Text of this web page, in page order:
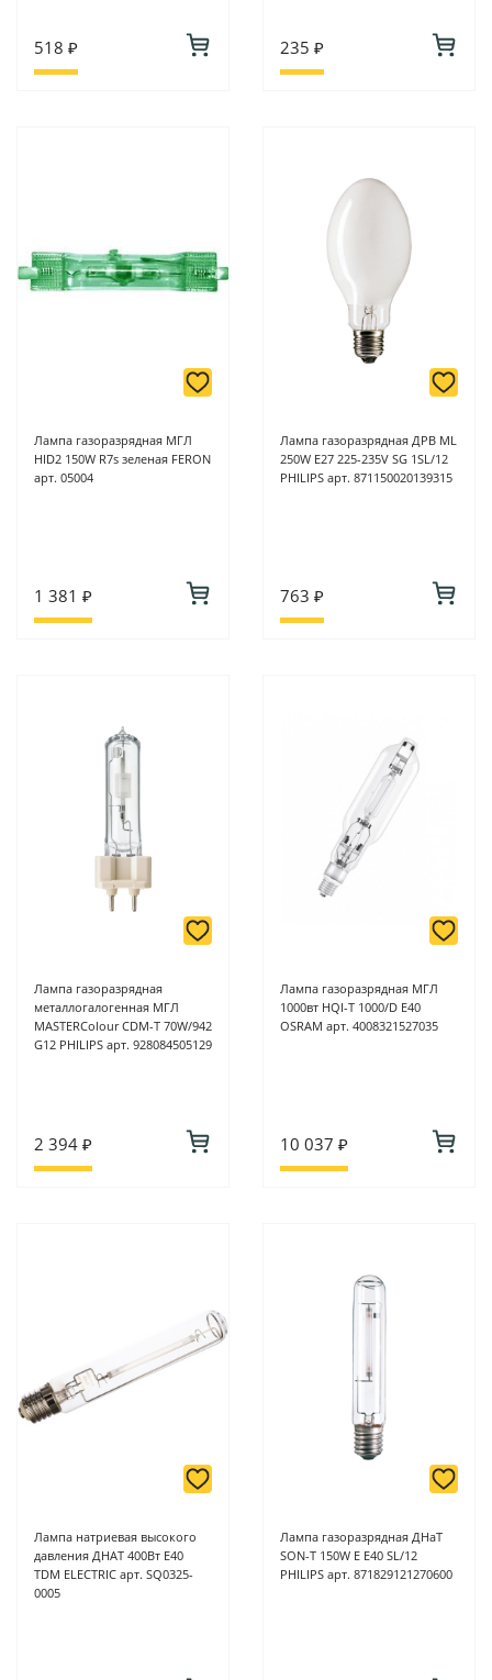
518 ₽ 235 ₽
Лампа газоразрядная МГЛ
HID2 150W R7s зеленая FERON
арт. 05004
1 381 ₽
Лампа газоразрядная ДРВ ML
250W E27 225-235V SG 1SL/12
PHILIPS арт. 871150020139315
763 ₽
Лампа газоразрядная
металлогалогенная МГЛ
MASTERColour CDM-T 70W/942
G12 PHILIPS арт. 928084505129
2 394 ₽
Лампа газоразрядная МГЛ
1000вт HQI-T 1000/D E40
OSRAM арт. 4008321527035
10 037 ₽
Лампа натриевая высокого
давления ДНAТ 400Вт Е40
TDM ELECTRIC арт. SQ0325-
0005
Лампа газоразрядная ДНаТ
SON-T 150W E E40 SL/12
PHILIPS арт. 871829121270600